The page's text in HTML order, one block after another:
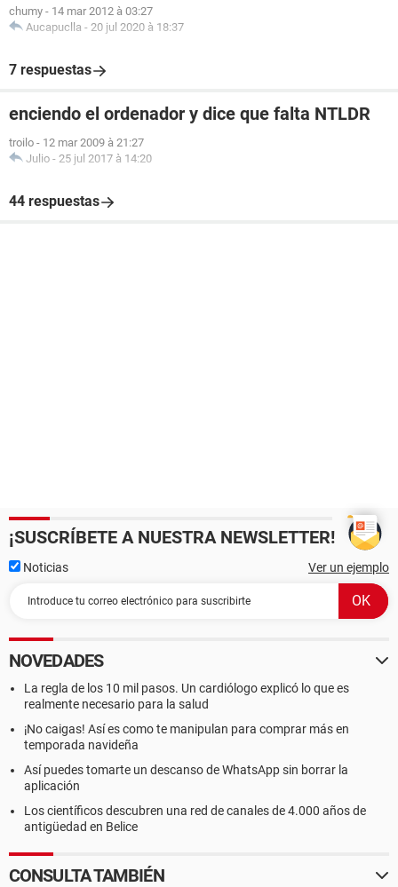
chumy - 14 mar 2012 à 03:27
Aucapuclla - 20 jul 2020 à 18:37
7 respuestas
enciendo el ordenador y dice que falta NTLDR
troilo - 12 mar 2009 à 21:27
Julio - 25 jul 2017 à 14:20
44 respuestas
¡SUSCRÍBETE A NUESTRA NEWSLETTER!
Noticias Ver un ejemplo
NOVEDADES
La regla de los 10 mil pasos. Un cardiólogo explicó lo que es
realmente necesario para la salud
¡No caigas! Así es como te manipulan para comprar más en
temporada navideña
Así puedes tomarte un descanso de WhatsApp sin borrar la
aplicación
Los científicos descubren una red de canales de 4.000 años de
antigüedad en Belice
CONSULTA TAMBIÉN